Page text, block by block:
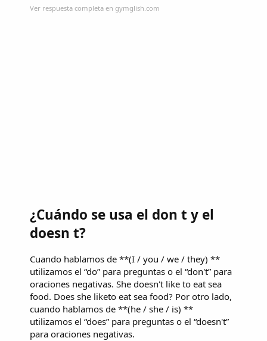
Ver respuesta completa en gymglish.com
¿Cuándo se usa el don t y el
doesn t?
Cuando hablamos de **(I / you / we / they) **
utilizamos el “do” para preguntas o el “don't” para
oraciones negativas. She doesn't like to eat sea
food. Does she liketo eat sea food? Por otro lado,
cuando hablamos de **(he / she / is) **
utilizamos el “does” para preguntas o el “doesn't”
para oraciones negativas.